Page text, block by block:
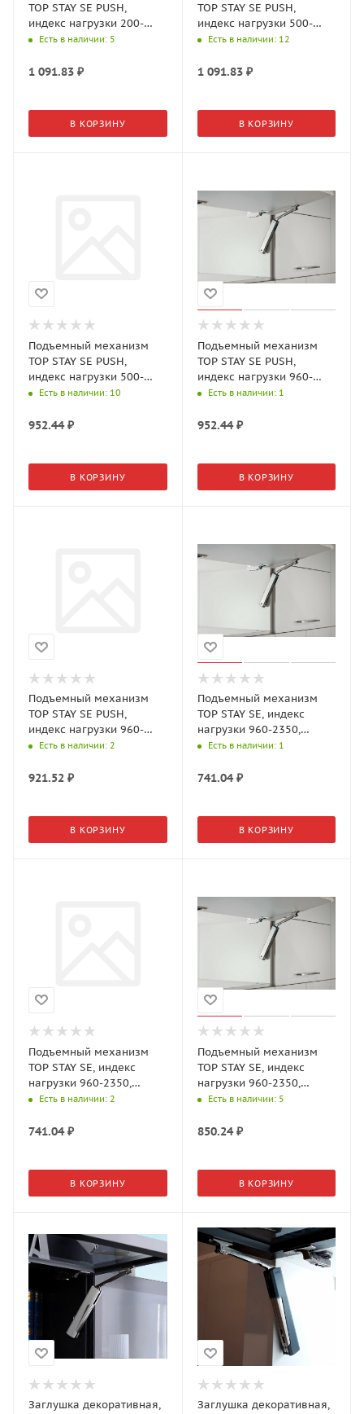
TOP STAY SE PUSH,
индекс нагрузки 200-
1000, высота h=240-
Есть в наличии: 5
1 091.83 ₽
В КОРЗИНУ
TOP STAY SE PUSH,
индекс нагрузки 500-
1400, h=240-600мм,
Есть в наличии: 12
1 091.83₽
В КОРЗИНУ
Подъемный механизм
TOP STAY SE PUSH,
индекс нагрузки 500-
1400, высота h=240-
Есть в наличии: 10
952.44₽
В КОРЗИНУ
Подъемный механизм
TOP STAY SE PUSH,
индекс нагрузки 960-
2050, высота h=240-
Есть в наличии: 1
952.44₽
В КОРЗИНУ
Подъемный механизм
TOP STAY SE PUSH,
индекс нагрузки 960-
2050, высота h=240-
23375
Есть в наличии: 2
921.52 ₽
В КОРЗИНУ
Подъемный механизм
TOP STAY SE, индекс
нагрузки 960-2350,
высота h=240-600мм,
Есть в наличии: 1
741.04₽
В КОРЗИНУ
Подъемный механизм
TOP STAY SE, индекс
нагрузки 960-2350,
высота h=240-600мм,
Есть в наличии: 2
741.04₽
В КОРЗИНУ
Подъемный механизм
TOP STAY SE, индекс
нагрузки 960-2350,
высота h=240-600мм,
Есть в наличии: 5
850.24₽
В КОРЗИНУ
Заглушка декоративная,
Заглушка декоративная,